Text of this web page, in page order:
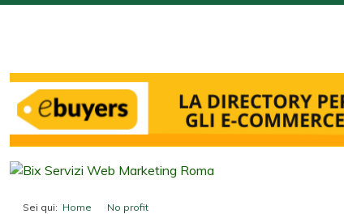
Sei qui: Home No profit